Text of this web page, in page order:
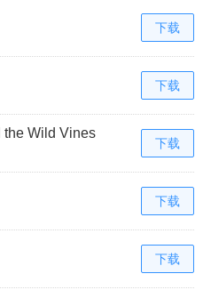
下载
下载
the Wild Vines
下载
下载
下载